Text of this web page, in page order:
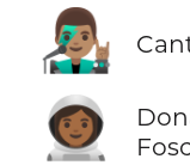
👨🏽‍🎤
👩🏾‍🚀